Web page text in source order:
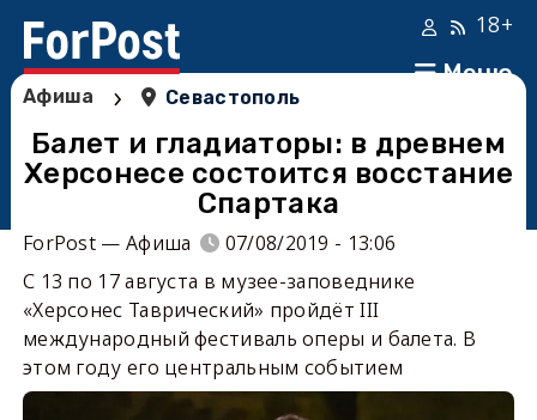
Меню
18+
Афиша › Севастополь
Балет и гладиаторы: в древнем
Херсонесе состоится восстание
Спартака
ForPost — Афиша
07/08/2019 - 13:06
С 13 по 17 августа в музее-заповеднике
«Херсонес Таврический» пройдёт III
международный фестиваль оперы и балета. В
этом году его центральным событием